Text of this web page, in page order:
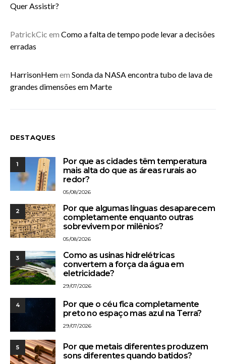
Quer Assistir?
PatrickCic em Como a falta de tempo pode levar a decisões
erradas
HarrisonHemem Sonda da NASA encontra tubo de lava de
grandes dimensões em Marte
DESTAQUES
1
Por que as cidades têm temperatura
mais alta do que as áreas rurais ao
redor?
05/08/2026
2
Por que algumas línguas desaparecem
completamente enquanto outras
sobrevivem por milênios?
05/08/2026
3
Como as usinas hidrelétricas
convertem a força da água em
eletricidade?
29/07/2026
4
Por que o céu fica completamente
preto no espaço mas azul na Terra?
29/07/2026
5
Por que metais diferentes produzem
sons diferentes quando batidos?